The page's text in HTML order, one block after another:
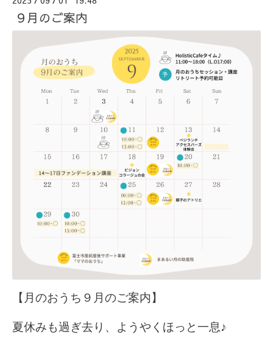
９月のご案内
【月のおうち９月のご案内】
夏休みも過ぎ去り、ようやくほっと一息♪